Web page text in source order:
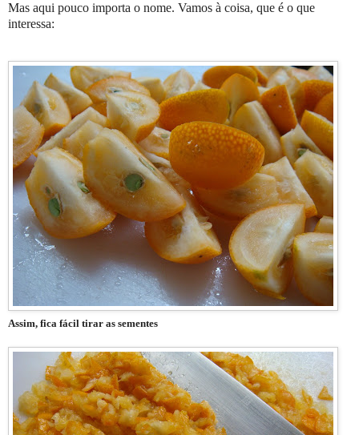
Mas aqui pouco importa o nome. Vamos à coisa, que é o que
interessa:
Assim, fica fácil tirar as sementes